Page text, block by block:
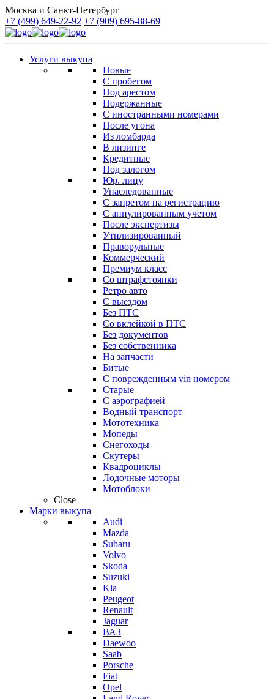
Москва и Санкт-Петербург
+7 (499) 649-22-92 +7 (909) 695-88-69
Услуги выкупа
Новые
С пробегом
Под арестом
Подержанные
С иностранными номерами
После угона
Из ломбарда
В лизинге
Кредитные
Под залогом
Юр. лицу
Унаследованные
С запретом на регистрацию
С аннулированным учетом
После экспертизы
Утилизированный
Праворульные
Коммерческий
Премиум класс
Со штрафстоянки
Ретро авто
С выездом
Без ПТС
Со вклейкой в ПТС
Без документов
Без собственника
На запчасти
Битые
С поврежденным vin номером
Старые
С аэрографией
Водный транспорт
Мототехника
Мопеды
Снегоходы
Скутеры
Квадроциклы
Лодочные моторы
Мотоблоки
Close
Марки выкупа
Audi
Mazda
Subaru
Volvo
Skoda
Suzuki
Kia
Peugeot
Renault
Jaguar
ВАЗ
Daewoo
Saab
Porsche
Fiat
Opel